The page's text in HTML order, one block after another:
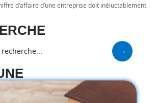
d’affaire d’une entreprise doit inéluctablement